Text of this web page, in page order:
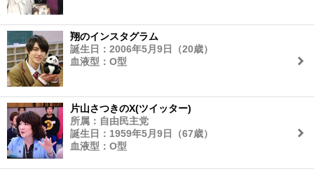
翔のインスタグラム
誕生日：2006年5月9日（20歳）
血液型：O型
片山さつきのX(ツイッター)
所属：自由民主党
誕生日：1959年5月9日（67歳）
血液型：O型